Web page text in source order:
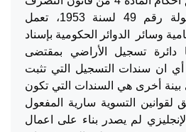
في الأموال غير المنقولة رقم 49 لسنة 1953، تعمل
وسائر الدوائر الحكومية بإسناد
دائرة تسجيل الأراضي بمقتضى
أي ان سندات التسجيل التي تثبت
بينة أخرى هي السندات التي تكون
لقوانين التسوية سارية المفعول
لم يصدر بناء على اعمال